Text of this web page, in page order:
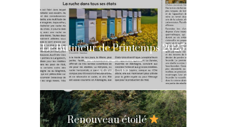
Le Butineur de Printemps 2025
By blog | in RSE
Renouveau étoilé